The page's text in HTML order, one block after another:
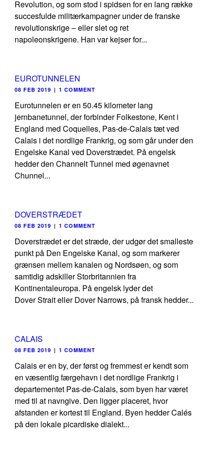
Revolution, og som stod i spidsen for en lang række
succesfulde militærkampagner under de franske
revolutionskrige – eller slet og ret
napoleonskrigene. Han var kejser for...
EUROTUNNELEN
08 FEB 2019 | 1 COMMENT
Eurotunnelen er en 50.45 kilometer lang
jernbanetunnel, der forbinder Folkestone, Kent i
England med Coquelles, Pas-de-Calais tæt ved
Calais i det nordlige Frankrig, og som går under den
Engelske Kanal ved Doverstrædet. På engelsk
hedder den Channelt Tunnel med øgenavnet
Chunnel...
DOVERSTRÆDET
08 FEB 2019 | 1 COMMENT
Doverstrædet er det stræde, der udgør det smalleste
punkt på Den Engelske Kanal, og som markerer
grænsen mellem kanalen og Nordsøen, og som
samtidig adskiller Storbritannien fra
Kontinentaleuropa. På engelsk lyder det
Dover Strait eller Dover Narrows, på fransk hedder...
CALAIS
08 FEB 2019 | 1 COMMENT
Calais er en by, der først og fremmest er kendt som
en væsentlig færgehavn i det nordlige Frankrig i
departementet Pas-de-Calais, som byen har været
med til at navngive. Den ligger placeret, hvor
afstanden er kortest til England. Byen hedder Calés
på den lokale picardiske dialekt...